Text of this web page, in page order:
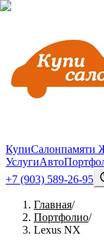
КупиСалонпамяти
УслугиАвто
+7 (903) 589-26-95
Главная/
Портфолио/
Lexus NX